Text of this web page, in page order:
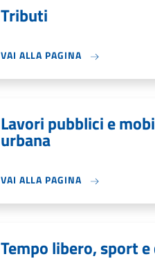
Tributi
VAI ALLA PAGINA
Lavori pubblici e
urbana
VAI ALLA PAGINA
Tempo libero, sport